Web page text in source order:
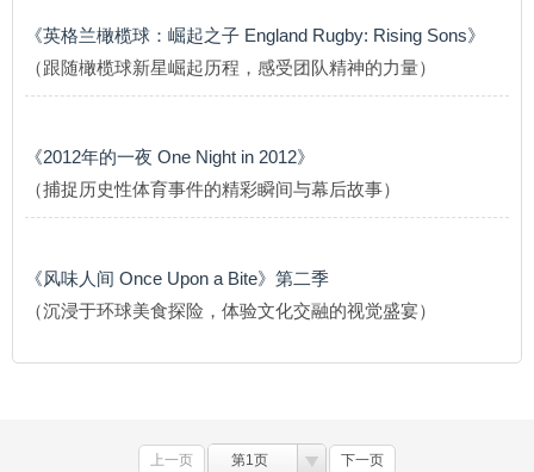
《英格兰橄榄球：崛起之子 England Rugby: Rising Sons》
（跟随橄榄球新星崛起历程，感受团队精神的力量）
《2012年的一夜 One Night in 2012》
（捕捉历史性体育事件的精彩瞬间与幕后故事）
《风味人间 Once Upon a Bite》第二季
（沉浸于环球美食探险，体验文化交融的视觉盛宴）
上一页 第1页 下一页